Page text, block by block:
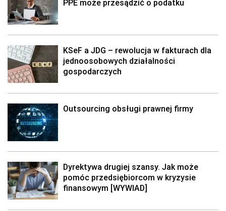
PPE może przesądzić o podatku
KSeF a JDG – rewolucja w fakturach dla
jednoosobowych działalności
gospodarczych
Outsourcing obsługi prawnej firmy
Dyrektywa drugiej szansy. Jak może
pomóc przedsiębiorcom w kryzysie
finansowym [WYWIAD]